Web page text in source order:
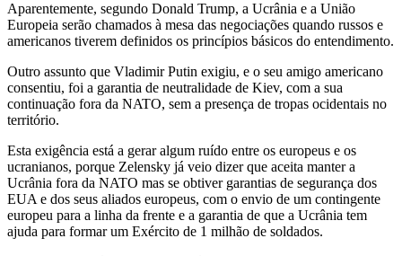
Aparentemente, segundo Donald Trump, a Ucrânia e a União
Europeia serão chamados à mesa das negociações quando russos e
americanos tiverem definidos os princípios básicos do entendimento.
Outro assunto que Vladimir Putin exigiu, e o seu amigo americano
consentiu, foi a garantia de neutralidade de Kiev, com a sua
continuação fora da NATO, sem a presença de tropas ocidentais no
território.
Esta exigência está a gerar algum ruído entre os europeus e os
ucranianos, porque Zelensky já veio dizer que aceita manter a
Ucrânia fora da NATO mas se obtiver garantias de segurança dos
EUA e dos seus aliados europeus, com o envio de um contingente
europeu para a linha da frente e a garantia de que a Ucrânia tem
ajuda para formar um Exército de 1 milhão de soldados.